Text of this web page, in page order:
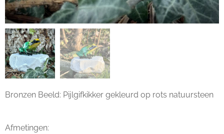
Bronzen Beeld: Pijlgifkikker gekleurd op rots natuursteen
Afmetingen: